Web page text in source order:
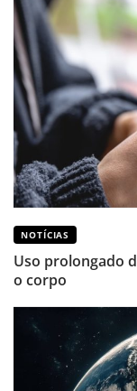
NOTÍCIAS
Uso prolongado
o corpo